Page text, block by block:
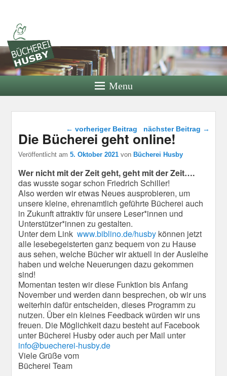
Husby
Bücherei der Bücherei Husby e.V.
Menu
Beitragsnavigation
← vorheriger Beitrag nächster Beitrag →
Die Bücherei geht online!
Veröffentlicht am 5. Oktober 2021 von Bücherei Husby
Wer nicht mit der Zeit geht, geht mit der Zeit….
das wusste sogar schon Friedrich Schiller!
Also werden wir etwas Neues ausprobieren, um
unsere kleine, ehrenamtlich geführte Bücherei auch
in Zukunft attraktiv für unsere Leser*innen und
Unterstützer*innen zu gestalten.
Unter dem Link www.biblino.de/husbykönnen jetzt
alle lesebegeisterten ganz bequem von zu Hause
aus sehen, welche Bücher wir aktuell in der Ausleihe
haben und welche Neuerungen dazu gekommen
sind!
Momentan testen wir diese Funktion bis Anfang
November und werden dann besprechen, ob wir uns
weiterhin dafür entscheiden, dieses Programm zu
nutzen. Über ein kleines Feedback würden wir uns
freuen. Die Möglichkeit dazu besteht auf Facebook
unter Bücherei Husby oder auch per Mail unter
info@buecherei-husby.de
Viele Grüße vom
Bücherei Team